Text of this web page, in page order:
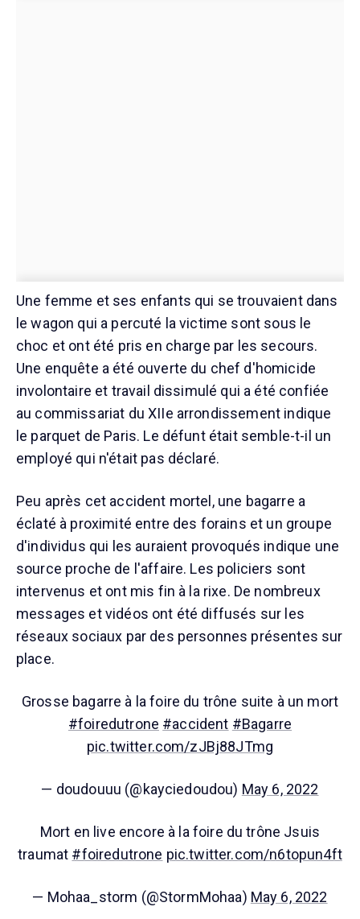
Une femme et ses enfants qui se trouvaient dans
le wagon qui a percuté la victime sont sous le
choc et ont été pris en charge par les secours.
Une enquête a été ouverte du chef d'homicide
involontaire et travail dissimulé qui a été confiée
au commissariat du XIIe arrondissement indique
le parquet de Paris. Le défunt était semble-t-il un
employé qui n'était pas déclaré.
Peu après cet accident mortel, une bagarre a
éclaté à proximité entre des forains et un groupe
d'individus qui les auraient provoqués indique une
source proche de l'affaire. Les policiers sont
intervenus et ont mis fin à la rixe. De nombreux
messages et vidéos ont été diffusés sur les
réseaux sociaux par des personnes présentes sur
place.
Grosse bagarre à la foire du trône suite à un mort
#foiredutrone #accident #Bagarre
pic.twitter.com/zJBj88JTmg
— doudouuu (@kayciedoudou) May 6, 2022
Mort en live encore à la foire du trône Jsuis
traumat #foiredutrone pic.twitter.com/n6topun4ft
— Mohaa_storm (@StormMohaa) May 6, 2022